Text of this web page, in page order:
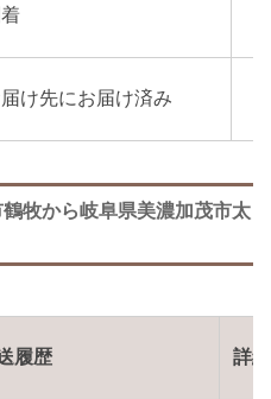
け先にお届け済み
牧から岐阜県美濃加茂市太
履歴 詳細